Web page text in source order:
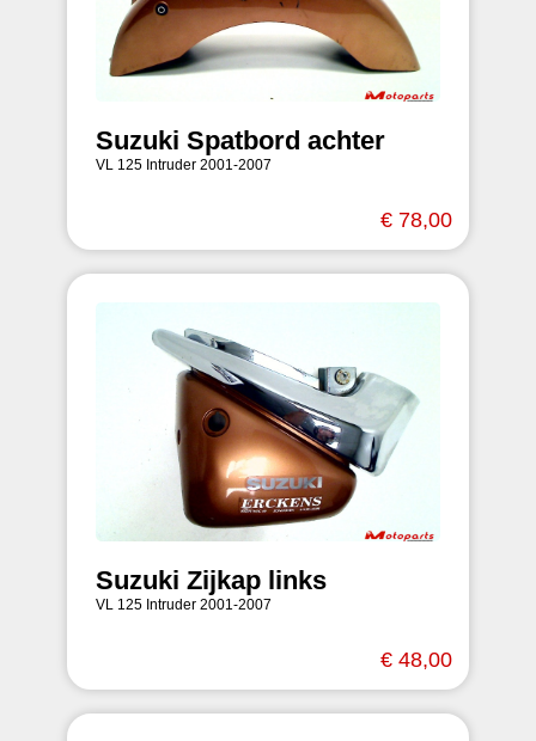
Suzuki Spatbord achter
VL 125 Intruder 2001-2007
€ 78,00
Suzuki Zijkap links
VL 125 Intruder 2001-2007
€ 48,00